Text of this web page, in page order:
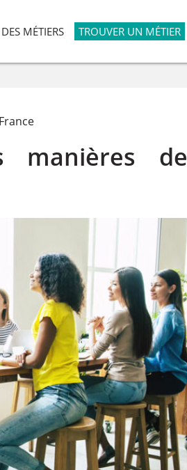
MÉTIERS TROUVER UN MÉTIER
manières de